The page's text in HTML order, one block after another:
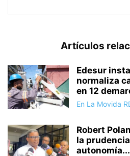
Artículos
Edesur
normaliza
en 12
En La Movida
Robert
la
autonomía...